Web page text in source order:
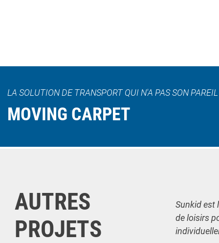
LA SOLUTION DE TRANSPORT QUI N'A PAS SON
MOVING CARPET
AUTRES
PROJETS
Sunkid est
de loisirs